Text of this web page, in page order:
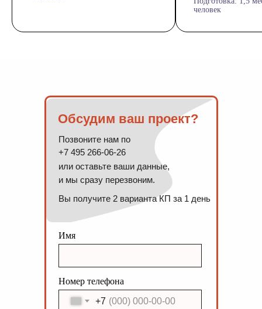
человек
Имя
Номер телефона
+7
Обсудим ваш проект?
Позвоните нам по
или оставьте ваши данные,
и мы сразу перезвоним.
+7 495 266-06-26
Вы получите 2 варианта КП за 1 день